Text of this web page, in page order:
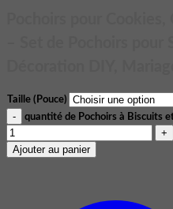
Taille (Pouce)
quantité de Pochoirs à Biscuits
Ajouter au panier